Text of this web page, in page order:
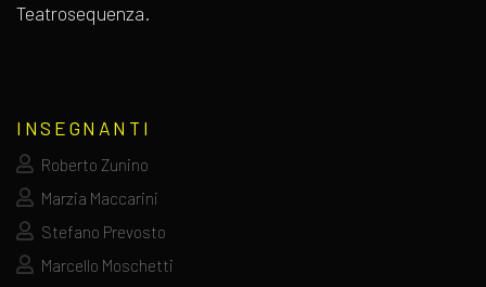
Teatrosequenza.
INSEGNANTI
Roberto Zunino
Marzia Maccarini
Stefano Prevosto
Marcello Moschetti